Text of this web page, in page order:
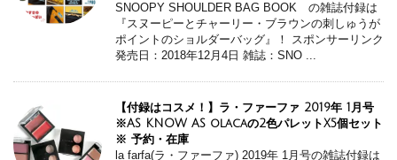
SNOOPY SHOULDER BAG BOOK の雑誌付録は
『スヌーピーとチャーリー・ブラウンの刺しゅうが
ポイントのショルダーバッグ』！ スポンサーリンク
発売日：2018年12月4日 雑誌：SNO ...
【付録はコスメ！】ラ・ファーファ 2019年 1月号
※AS KNOW AS olacaの2色パレットX5個セット
※ 予約・在庫
la farfa(ラ・ファーファ) 2019年 1月号の雑誌付録は